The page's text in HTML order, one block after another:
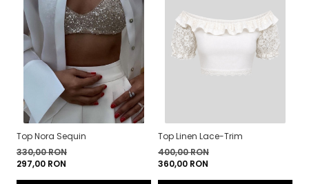
Top Nora Sequin
330,00 RON
297,00 RON
Top Linen Lace-Trim
400,00 RON
360,00 RON